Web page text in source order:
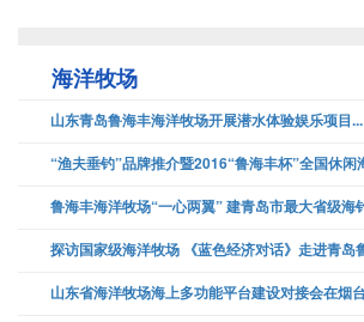
海洋牧场
山东青岛鲁海丰海洋牧场开展潜水体验娱乐项目...